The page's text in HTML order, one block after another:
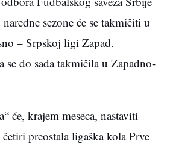
sezone će se takmičiti u
– Srpskoj ligi Zapad.
se do sada takmičila u Zapadno-
će, krajem meseca, nastaviti
preostala ligaška kola Prve